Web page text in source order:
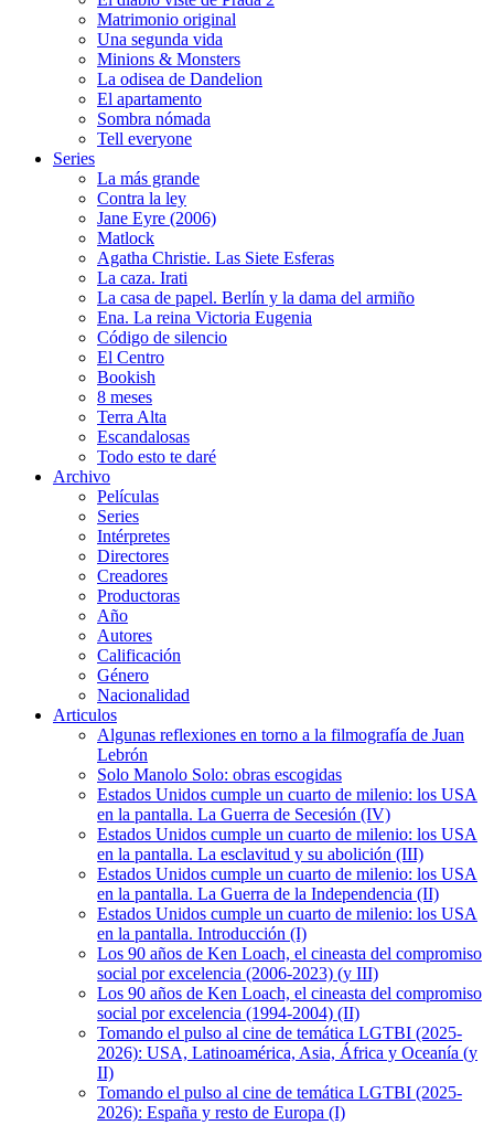
Matrimonio original
Una segunda vida
Minions & Monsters
La odisea de Dandelion
El apartamento
Sombra nómada
Tell everyone
Series
La más grande
Contra la ley
Jane Eyre (2006)
Matlock
Agatha Christie. Las Siete Esferas
La caza. Irati
La casa de papel. Berlín y la dama del armiño
Ena. La reina Victoria Eugenia
Código de silencio
El Centro
Bookish
8 meses
Terra Alta
Escandalosas
Todo esto te daré
Archivo
Películas
Series
Intérpretes
Directores
Creadores
Productoras
Año
Autores
Calificación
Género
Nacionalidad
Articulos
Algunas reflexiones en torno a la filmografía de Juan
Lebrón
Solo Manolo Solo: obras escogidas
Estados Unidos cumple un cuarto de milenio: los USA
en la pantalla. La Guerra de Secesión (IV)
Estados Unidos cumple un cuarto de milenio: los USA
en la pantalla. La esclavitud y su abolición (III)
Estados Unidos cumple un cuarto de milenio: los USA
en la pantalla. La Guerra de la Independencia (II)
Estados Unidos cumple un cuarto de milenio: los USA
en la pantalla. Introducción (I)
Los 90 años de Ken Loach, el cineasta del compromiso
social por excelencia (2006-2023) (y III)
Los 90 años de Ken Loach, el cineasta del compromiso
social por excelencia (1994-2004) (II)
Tomando el pulso al cine de temática LGTBI (2025-
2026): USA, Latinoamérica, Asia, África y Oceanía (y
II)
Tomando el pulso al cine de temática LGTBI (2025-
2026): España y resto de Europa (I)